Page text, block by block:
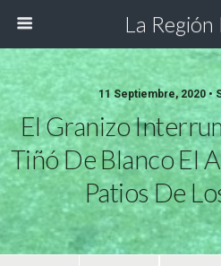
La
11 Septiembre, 2020 •
El Granizo
Tiñó De Blanco El
Patios De